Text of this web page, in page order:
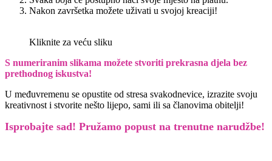
Nakon završetka možete uživati u svojoj kreaciji!
Kliknite za veću sliku
S numeriranim slikama možete stvoriti prekrasna djela bez
prethodnog iskustva!
U međuvremenu se opustite od stresa svakodnevice, izrazite svoju
kreativnost i stvorite nešto lijepo, sami ili sa članovima obitelji!
Isprobajte sad! Pružamo popust na trenutne narudžbe!